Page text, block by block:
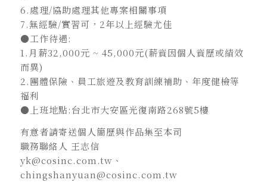
6.處理/協助處理其他專案相關事項
7.無經驗/實習可，2年以上經驗尤佳
●工作待遇:
1.月薪32,000元 ~ 45,000元(薪資因個人資歷或績效
而異)
2.團體保險、員工旅遊及教育訓練補助、年度健檢等
福利
●上班地點:台北市大安區光復南路268號5樓
有意者請寄送個人簡歷與作品集至本司
職務聯絡人 王志信
yk@cosinc.com.tw、
chingshanyuan@cosinc.com.tw